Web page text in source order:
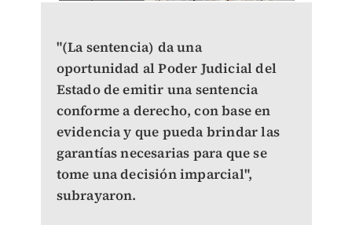
"(La sentencia) da una
oportunidad al Poder Judicial del
Estado de emitir una sentencia
conforme a derecho, con base en
evidencia y que pueda brindar las
garantías necesarias para que se
tome una decisión imparcial",
subrayaron.